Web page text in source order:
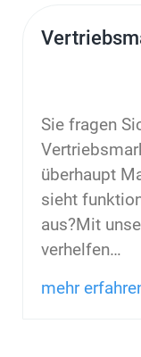
Sie fragen
überhaupt
sieht
aus?Mit
verhelfen…
mehr